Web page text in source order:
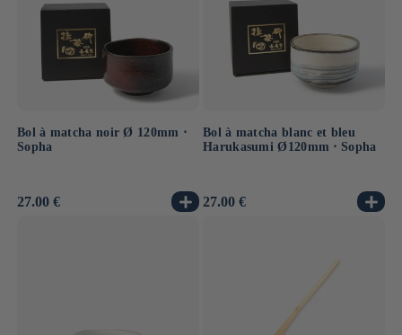
Bol à matcha noir Ø 120mm ⋅
Sopha
Prix
27.00 €
Bol à matcha blanc et bleu
Harukasumi Ø120mm ⋅ Sopha
Prix
27.00 €